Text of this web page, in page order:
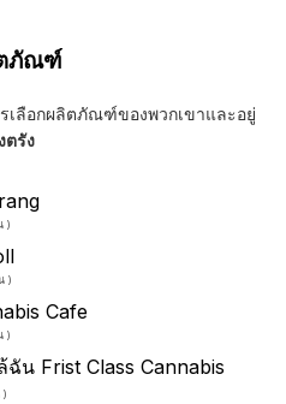
ตภัณฑ์
เลือกผลิตภัณฑ์ของพวกเขาและอยู่
ตรัง
)
)
Cafe
)
น Frist Class Cannabis
)